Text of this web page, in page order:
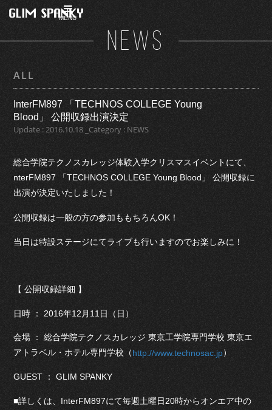
MENU
NEWS
ALL
InterFM897 「TECHNOS COLLEGE Young
Blood」 公開収録出演決定
Update : 2016.10.18 _Category : NEWS
総合学院テクノスカレッジ体験入学クリスマスイベントにて、
nterFM897 「TECHNOS COLLEGE Young Blood」 公開収録に
出演が決定いたしました！
公開収録は一般の方の参加ももちろんOK！
当日は特設ステージにてライブも行いますのでお楽しみに！
【 公開収録詳細 】
日時 ： 2016年12月11日（日）
会場 ： 総合学院テクノスカレッジ 東京工学院専門学校 東京エ
アトラベル・ホテル専門学校（http://www.technosac.jp）
GUEST ： GLIM SPANKY
■詳しくは、InterFM897にて毎週土曜日20時からオンエア中の